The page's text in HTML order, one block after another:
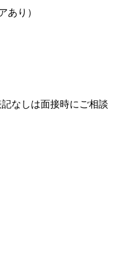
あり）
なしは面接時にご相談